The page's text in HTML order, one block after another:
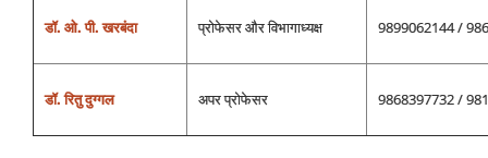
डॉ. ओ. पी. खरबंदा प्रोफेसर और विभागाध्‍यक्ष 9899062144 /
डॉ. रितु दुग्‍गल अपर प्रोफेसर 9868397732 /